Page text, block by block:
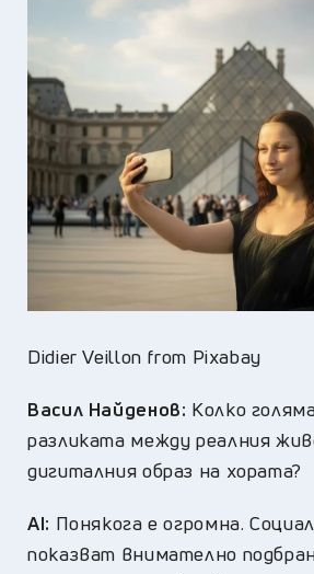
Didier Veillon from Pixabay
Васил Найденов: Колко
разликата между реалния
дигиталния образ на хората?
AI: Понякога е огромна.
показват внимателно